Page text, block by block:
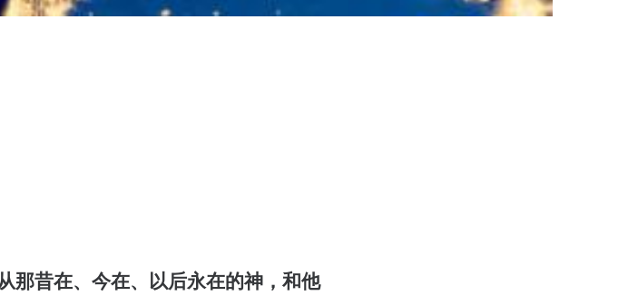
那昔在、今在、以后永在的神，和他